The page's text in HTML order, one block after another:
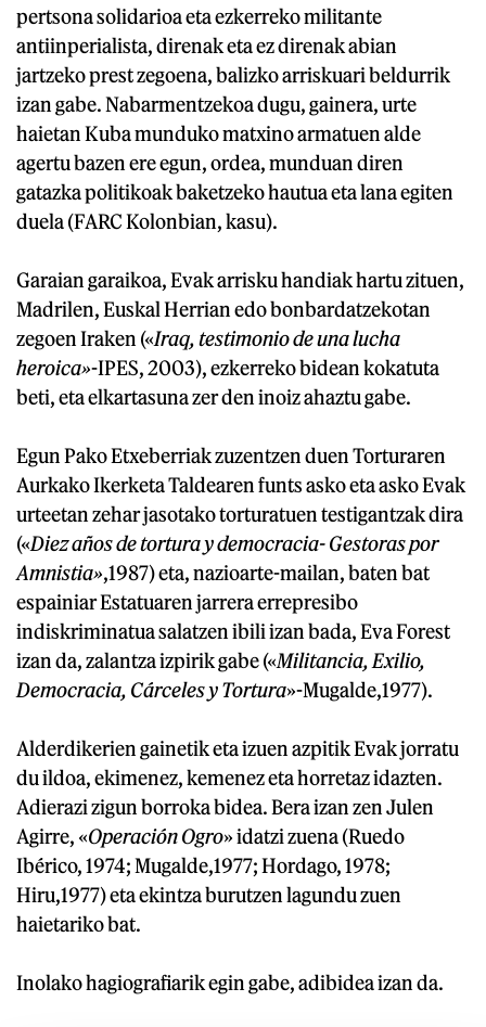
pertsona solidarioa eta ezkerreko militante
antiinperialista, direnak eta ez direnak abian
jartzeko prest zegoena, balizko arriskuari beldurrik
izan gabe. Nabarmentzekoa dugu, gainera, urte
haietan Kuba munduko matxino armatuen alde
agertu bazen ere egun, ordea, munduan diren
gatazka politikoak baketzeko hautua eta lana egiten
duela (FARC Kolonbian, kasu).
Garaian garaikoa, Evak arrisku handiak hartu zituen,
Madrilen, Euskal Herrian edo bonbardatzekotan
zegoen Iraken («Iraq, testimonio de una lucha
heroica»-IPES, 2003), ezkerreko bidean kokatuta
beti, eta elkartasuna zer den inoiz ahaztu gabe.
Egun Pako Etxeberriak zuzentzen duen Torturaren
Aurkako Ikerketa Taldearen funts asko eta asko Evak
urteetan zehar jasotako torturatuen testigantzak dira
(«Diez años de tortura y democracia- Gestoras por
Amnistia»,1987) eta, nazioarte-mailan, baten bat
espainiar Estatuaren jarrera errepresibo
indiskriminatua salatzen ibili izan bada, Eva Forest
izan da, zalantza izpirik gabe («Militancia, Exilio,
Democracia, Cárceles y Tortura»-Mugalde,1977).
Alderdikerien gainetik eta izuen azpitik Evak jorratu
du ildoa, ekimenez, kemenez eta horretaz idazten.
Adierazi zigun borroka bidea. Bera izan zen Julen
Agirre, «Operación Ogro» idatzi zuena (Ruedo
Ibérico, 1974; Mugalde,1977; Hordago, 1978;
Hiru,1977) eta ekintza burutzen lagundu zuen
haietariko bat.
Inolako hagiografiarik egin gabe, adibidea izan da.